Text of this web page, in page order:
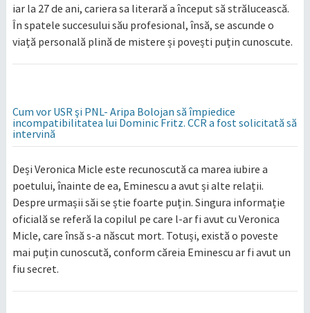
iar la 27 de ani, cariera sa literară a început să strălucească.
În spatele succesului său profesional, însă, se ascunde o
viață personală plină de mistere și povești puțin cunoscute.
Cum vor USR şi PNL- Aripa Bolojan să împiedice
incompatibilitatea lui Dominic Fritz. CCR a fost solicitată să
intervină
Deși Veronica Micle este recunoscută ca marea iubire a
poetului, înainte de ea, Eminescu a avut și alte relații.
Despre urmașii săi se știe foarte puțin. Singura informație
oficială se referă la copilul pe care l-ar fi avut cu Veronica
Micle, care însă s-a născut mort. Totuși, există o poveste
mai puțin cunoscută, conform căreia Eminescu ar fi avut un
fiu secret.